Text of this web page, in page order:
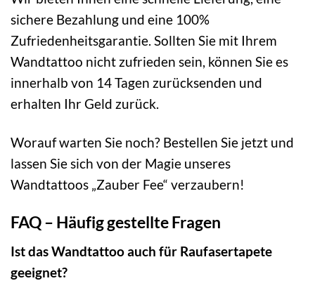
sichere Bezahlung und eine 100%
Zufriedenheitsgarantie. Sollten Sie mit Ihrem
Wandtattoo nicht zufrieden sein, können Sie es
innerhalb von 14 Tagen zurücksenden und
erhalten Ihr Geld zurück.
Worauf warten Sie noch? Bestellen Sie jetzt und
lassen Sie sich von der Magie unseres
Wandtattoos „Zauber Fee“ verzaubern!
FAQ – Häufig gestellte Fragen
Ist das Wandtattoo auch für Raufasertapete
geeignet?